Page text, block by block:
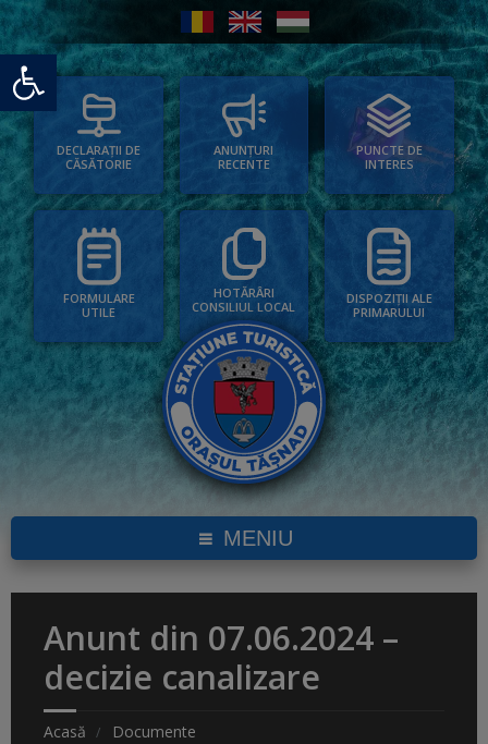
Deschide bara de unelte
DECLARAȚII DE
CĂSĂTORIE
ANUNȚURI
RECENTE
PUNCTE DE
INTERES
FORMULARE
UTILE
HOTĂRÂRI
CONSILIUL LOCAL
DISPOZIȚII ALE
PRIMARULUI
MENIU
Anunt din 07.06.2024 –
decizie canalizare
Acasă Documente